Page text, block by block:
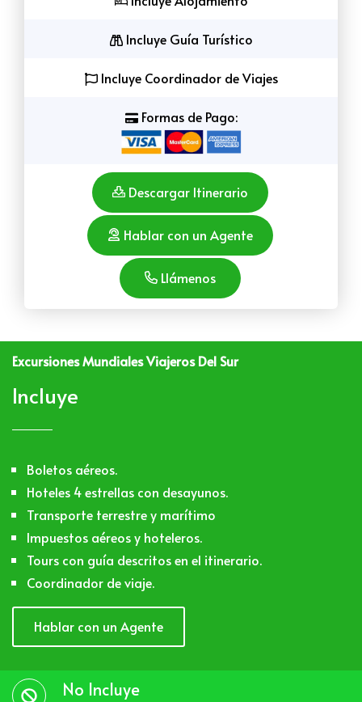
Incluye Guía Turístico
Incluye Coordinador de Viajes
Formas de Pago:
Descargar Itinerario
Hablar con un Agente
Llámenos
Excursiones Mundiales Viajeros Del Sur
Incluye
Boletos aéreos.
Hoteles 4 estrellas con desayunos.
Transporte terrestre y marítimo
Impuestos aéreos y hoteleros.
Tours con guía descritos en el itinerario.
Coordinador de viaje.
Hablar con un Agente
No Incluye